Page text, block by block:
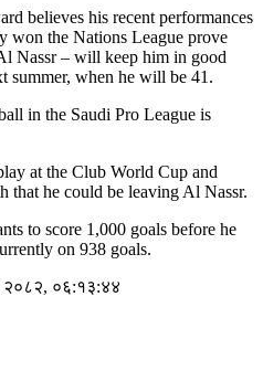
believes his recent performances
won the Nations League prove
Nassr – will keep him in good
summer, when he will be 41.
in the Saudi Pro League is
at the Club World Cup and
that he could be leaving Al Nassr.
to score 1,000 goals before he
on 938 goals.
२०८२, ०६:१३:४४